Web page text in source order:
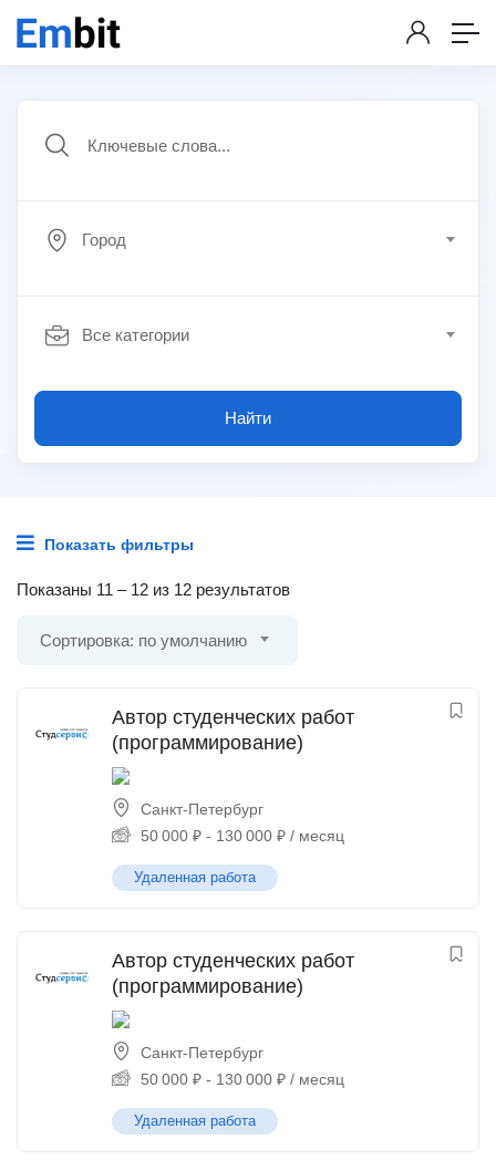
Город
Все категории
Найти
Показать фильтры
Показаны 11 – 12 из 12 результатов
Сортировка: по умолчанию
Автор студенческих работ
(программирование)
Санкт-Петербург
50 000 ₽ - 130 000 ₽ / месяц
Удаленная работа
Автор студенческих работ
(программирование)
Санкт-Петербург
50 000 ₽ - 130 000 ₽ / месяц
Удаленная работа